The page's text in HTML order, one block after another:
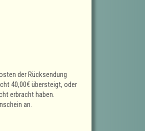
der Rücksendung
40,00€ übersteigt, oder
erbracht haben.
an.